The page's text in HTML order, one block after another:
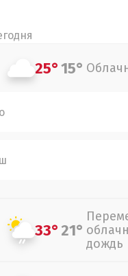
25°15°
33°21°
дождь